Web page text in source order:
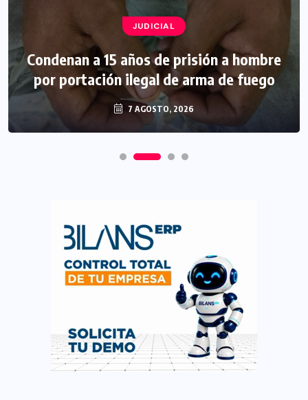
JUDICIAL
Condenan a 15 años de prisión a hombre
por portación ilegal de arma de fuego
7 AGOSTO, 2026